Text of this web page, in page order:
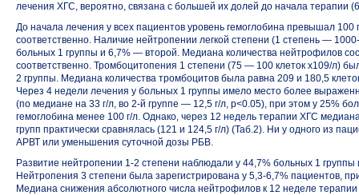
лечения ХГС, вероятно, связана с большей их долей до начала терапии
До начала лечения у всех пациентов уровень гемоглобина превышал 100
соответственно. Наличие нейтропении легкой степени (1 степень —
больных 1 группы и 6,7% — второй. Медиана количества нейтрофилов
соответственно. Тромбоцитопения 1 степени (75 — 100 клеток х109/л)
2 группы. Медиана количества тромбоцитов была равна 209 и 180,5
Через 4 недели лечения у больных 1 группы имело место более
(по медиане на 33 г/л, во 2-й группе — 12,5 г/л, p<0.05), при этом у 25%
гемоглобина менее 100 г/л. Однако, через 12 недель терапии ХГС
групп практически сравнялась (121 и 124,5 г/л) (Таб.2). Ни у одного из
АРВТ или уменьшения суточной дозы РБВ.
Развитие нейтропении 1-2 степени наблюдали у 44,7% больных 1
Нейтропения 3 степени была зарегистрирована у 5,3-6,7% пациентов,
Медиана снижения абсолютного числа нейтрофилов к 12 неделе терапии